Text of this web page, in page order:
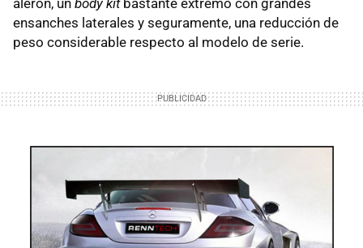
ensanches laterales y seguramente, una reducción de
peso considerable respecto al modelo de serie.